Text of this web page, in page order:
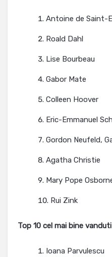
Antoine de Saint-
Roald Dahl
Lise Bourbeau
Gabor Mate
Colleen Hoover
Eric-Emmanuel
Gordon Neufeld,
Agatha Christie
Mary Pope
Rui Zink
Top 10 cel mai bine
Ioana Parvulescu